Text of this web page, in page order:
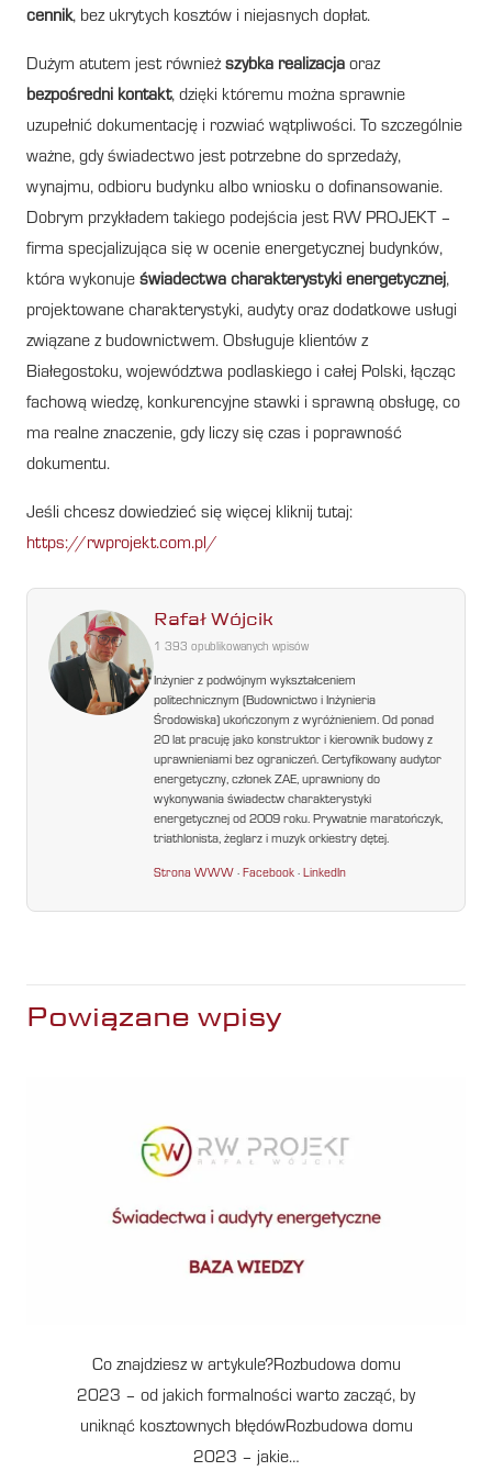
cennik, bez ukrytych kosztów i niejasnych dopłat.
Dużym atutem jest również szybka realizacja oraz
bezpośredni kontakt, dzięki któremu można sprawnie
uzupełnić dokumentację i rozwiać wątpliwości. To szczególnie
ważne, gdy świadectwo jest potrzebne do sprzedaży,
wynajmu, odbioru budynku albo wniosku o dofinansowanie.
Dobrym przykładem takiego podejścia jest RW PROJEKT –
firma specjalizująca się w ocenie energetycznej budynków,
która wykonuje świadectwa charakterystyki energetycznej,
projektowane charakterystyki, audyty oraz dodatkowe usługi
związane z budownictwem. Obsługuje klientów z
Białegostoku, województwa podlaskiego i całej Polski, łącząc
fachową wiedzę, konkurencyjne stawki i sprawną obsługę, co
ma realne znaczenie, gdy liczy się czas i poprawność
dokumentu.
Jeśli chcesz dowiedzieć się więcej kliknij tutaj:
https://rwprojekt.com.pl/
Rafał Wójcik
1 393 opublikowanych wpisów
Inżynier z podwójnym wykształceniem
politechnicznym (Budownictwo i Inżynieria
Środowiska) ukończonym z wyróżnieniem. Od ponad
20 lat pracuję jako konstruktor i kierownik budowy z
uprawnieniami bez ograniczeń. Certyfikowany audytor
energetyczny, członek ZAE, uprawniony do
wykonywania świadectw charakterystyki
energetycznej od 2009 roku. Prywatnie maratończyk,
triathlonista, żeglarz i muzyk orkiestry dętej.
Strona WWW ·Facebook ·LinkedIn
Powiązane wpisy
Co znajdziesz w artykule?Rozbudowa domu
2023 – od jakich formalności warto zacząć, by
uniknąć kosztownych błędówRozbudowa domu
2023 – jakie…